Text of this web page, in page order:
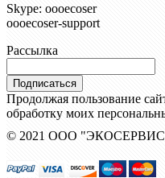
Skype: oooecoser
oooecoser-support
Рассылка
Подписаться
Продолжая пользование
обработку моих
© 2021 ООО